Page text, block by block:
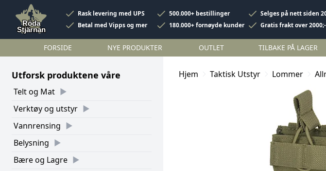
Rask levering med UPS 500.000+ bestillinger
Selges på nett siden
Betal med Vipps og mer
180.000+ fornøyde kunder Gratis frakt over 2000;-
FORSIDE NYE PRODUKTER OUTLET TILBAKE PÅ LAGER
Utforsk produktene våre
Telt og Mat
Verktøy og utstyr
Vannrensing
Belysning
Bære og Lagre
Hjem Taktisk Utstyr Lommer